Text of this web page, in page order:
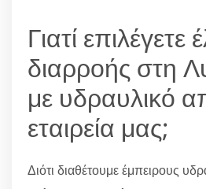
Γιατί επιλέγετε
διαρροής στη
με υδραυλικό
εταιρεία μας;
Διότι διαθέτουμε έμπειρους